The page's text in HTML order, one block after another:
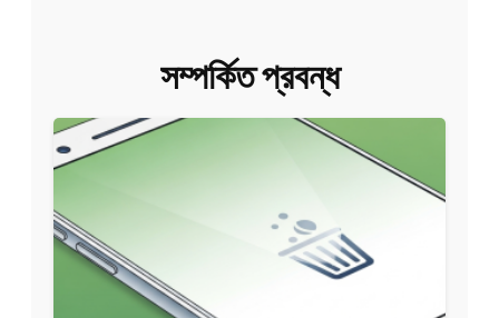
সম্পর্কিত প্রবন্ধ